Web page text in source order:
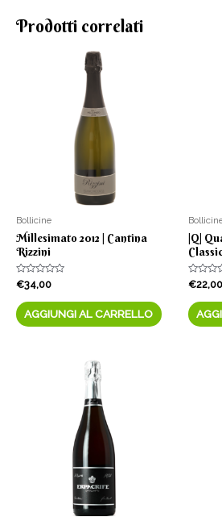
RN
Prodotti correlati
Bollicine
Millesimato 2012 | Cantina
Rizzini
Valutato
0
su
5
€34,00
AGGIUNGI AL CARRELLO
|Q|
Valutato
0
su
5
€22,00